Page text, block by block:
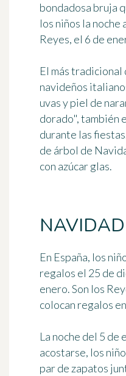
bondadosa bruja
los niños la
Reyes, el 6 de
El más
navideños
uvas y piel de
dorado", también
durante las
de árbol de
con azúcar glas.
En España, los
regalos el 25 de
enero. Son los
colocan regalos
La noche del 5 de
acostarse, los
par de zapatos